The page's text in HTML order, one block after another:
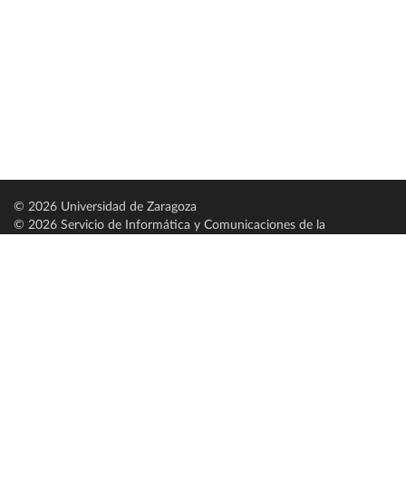
© 2026 Universidad de Zaragoza
© 2026 Servicio de Informática y Comunicaciones de la